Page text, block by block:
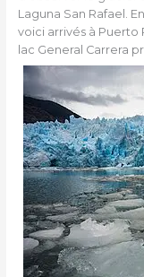
Laguna San Rafael.
voici arrivés à Puerto
lac General Carrera